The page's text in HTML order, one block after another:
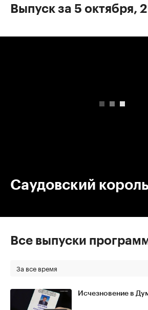
Выпуск за 5 октября,
Саудовский
Все выпуски
За все время
Исчезновение в